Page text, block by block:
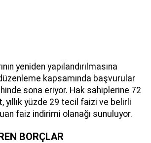
yeniden yapılandırılmasına
kapsamında başvurular
sona eriyor. Hak sahiplerine 72
yıllık yüzde 29 tecil faizi ve belirli
faiz indirimi olanağı sunuluyor.
BORÇLAR